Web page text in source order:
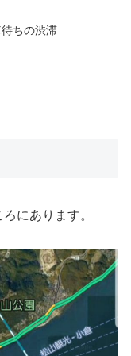
ちの渋滞
にあります。